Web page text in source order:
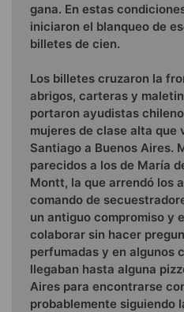
gana. En estas
iniciaron el blanqueo de
billetes de cien.
Los billetes cruzaron la
abrigos, carteras y
portaron ayudistas
mujeres de clase alta que
Santiago a Buenos Aires.
parecidos a los de María
Montt, la que arrendó los
comando de
un antiguo compromiso y
colaborar sin hacer
perfumadas y en algunos
llegaban hasta alguna
Aires para encontrarse
probablemente siguiendo